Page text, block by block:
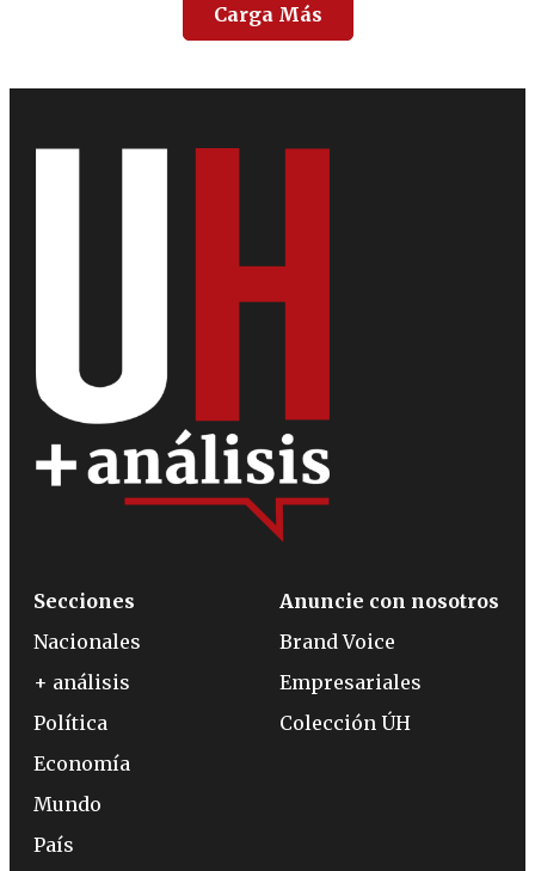
Carga Más
Secciones
Nacionales
+ análisis
Política
Economía
Mundo
País
Anuncie con nosotros
Brand Voice
Empresariales
Colección ÚH